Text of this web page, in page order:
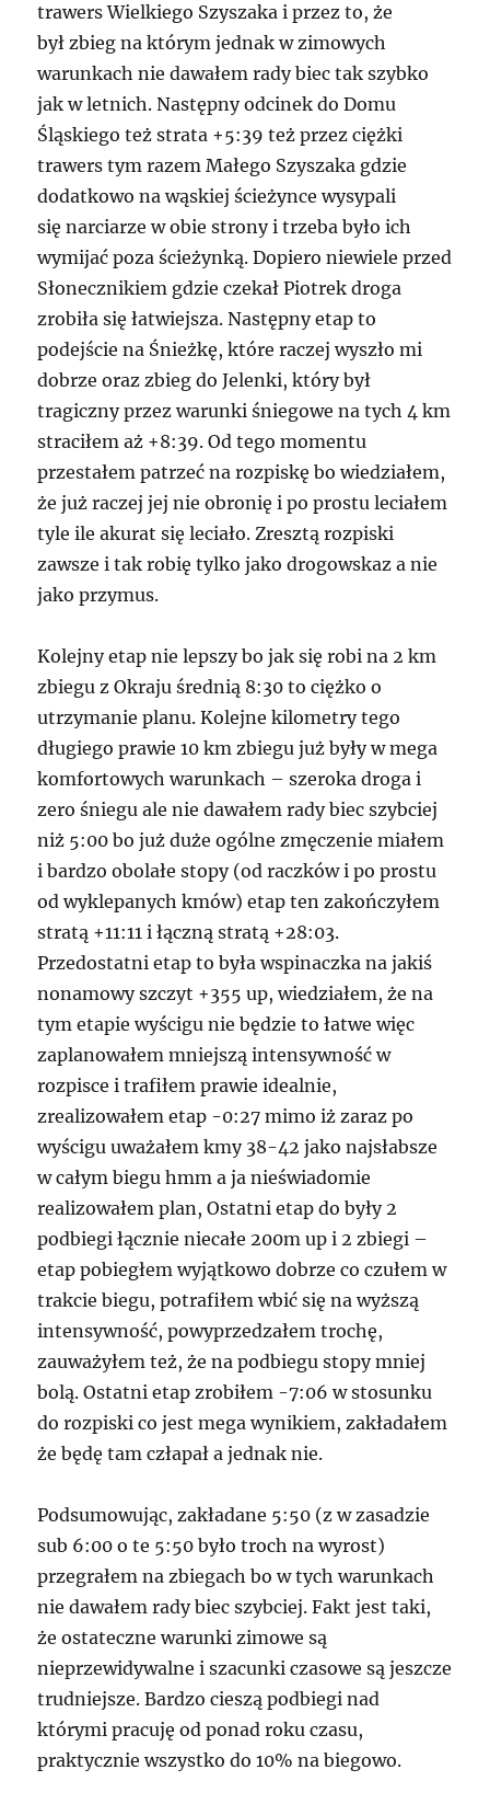
trawers Wielkiego Szyszaka i przez to, że
był zbieg na którym jednak w zimowych
warunkach nie dawałem rady biec tak szybko
jak w letnich. Następny odcinek do Domu
Śląskiego też strata +5:39 też przez ciężki
trawers tym razem Małego Szyszaka gdzie
dodatkowo na wąskiej ścieżynce wysypali
się narciarze w obie strony i trzeba było ich
wymijać poza ścieżynką. Dopiero niewiele przed
Słonecznikiem gdzie czekał Piotrek droga
zrobiła się łatwiejsza. Następny etap to
podejście na Śnieżkę, które raczej wyszło mi
dobrze oraz zbieg do Jelenki, który był
tragiczny przez warunki śniegowe na tych 4 km
straciłem aż +8:39. Od tego momentu
przestałem patrzeć na rozpiskę bo wiedziałem,
że już raczej jej nie obronię i po prostu leciałem
tyle ile akurat się leciało. Zresztą rozpiski
zawsze i tak robię tylko jako drogowskaz a nie
jako przymus.
Kolejny etap nie lepszy bo jak się robi na 2 km
zbiegu z Okraju średnią 8:30 to ciężko o
utrzymanie planu. Kolejne kilometry tego
długiego prawie 10 km zbiegu już były w mega
komfortowych warunkach – szeroka droga i
zero śniegu ale nie dawałem rady biec szybciej
niż 5:00 bo już duże ogólne zmęczenie miałem
i bardzo obolałe stopy (od raczków i po prostu
od wyklepanych kmów) etap ten zakończyłem
stratą +11:11 i łączną stratą +28:03.
Przedostatni etap to była wspinaczka na jakiś
nonamowy szczyt +355 up, wiedziałem, że na
tym etapie wyścigu nie będzie to łatwe więc
zaplanowałem mniejszą intensywność w
rozpisce i trafiłem prawie idealnie,
zrealizowałem etap -0:27 mimo iż zaraz po
wyścigu uważałem kmy 38-42 jako najsłabsze
w całym biegu hmm a ja nieświadomie
realizowałem plan, Ostatni etap do były 2
podbiegi łącznie niecałe 200m up i 2 zbiegi –
etap pobiegłem wyjątkowo dobrze co czułem w
trakcie biegu, potrafiłem wbić się na wyższą
intensywność, powyprzedzałem trochę,
zauważyłem też, że na podbiegu stopy mniej
bolą. Ostatni etap zrobiłem -7:06 w stosunku
do rozpiski co jest mega wynikiem, zakładałem
że będę tam człapał a jednak nie.
Podsumowując, zakładane 5:50 (z w zasadzie
sub 6:00 o te 5:50 było troch na wyrost)
przegrałem na zbiegach bo w tych warunkach
nie dawałem rady biec szybciej. Fakt jest taki,
że ostateczne warunki zimowe są
nieprzewidywalne i szacunki czasowe są jeszcze
trudniejsze. Bardzo cieszą podbiegi nad
którymi pracuję od ponad roku czasu,
praktycznie wszystko do 10% na biegowo.